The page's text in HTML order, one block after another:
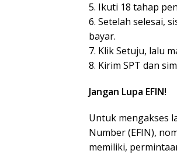
5. Ikuti 18 tahap
6. Setelah selesai,
bayar.
7. Klik Setuju, lalu
8. Kirim SPT dan
Jangan Lupa EFIN!
Untuk mengakses
Number (EFIN),
memiliki,